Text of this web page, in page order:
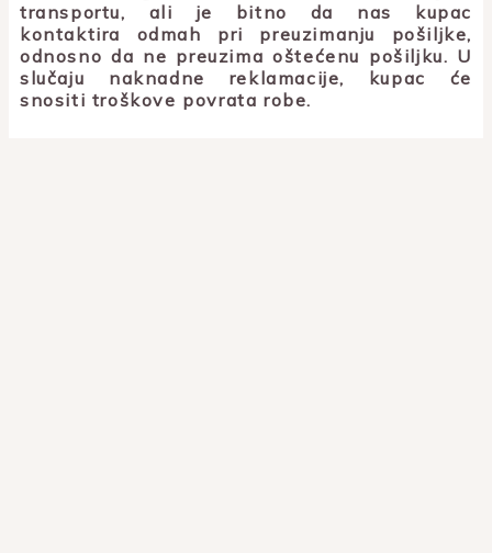
transportu, ali je bitno da nas kupac
kontaktira odmah pri preuzimanju pošiljke,
odnosno da ne preuzima oštećenu pošiljku. U
slučaju naknadne reklamacije, kupac će
snositi troškove povrata robe.